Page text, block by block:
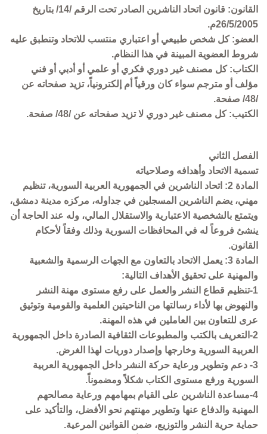
القانون: قانون اتحاد الناشرين الصادر تحت الرقم /14/ بتاريخ
26/5/2005م.
العضو: كل شخص طبيعي أو اعتباري منتسب للاتحاد وتنطبق عليه
شروط العضوية المبينة في هذا النظام.
الكتاب: كل مصنف غير دوري فكري أو علمي أو أدبي أو فني
مؤلف أو مترجم سواء كان ورقياً أم إلكترونياً، تزيد صفحاته عن
/48/ صفحة.
الكتيب: كل مصنف غير دوري لا تزيد صفحاته عن /48/ صفحة.
الفصل الثاني
تسمية الاتحاد وأهدافه وصلاحياته
المادة 2: اتحاد الناشرين في الجمهورية العربية السورية، تنظيم
مهني، يضم الناشرين المسجلين في جداوله، مركزه مدينة دمشق،
ويتمتع بالشخصية الاعتبارية والاستقلال المالي، وله عند الحاجة أن
ينشئ فروعاً له في المحافظات السورية وذلك وفقاً لأحكام
القانون.
المادة 3: يعمل الاتحاد بالتعاون مع الجهات الرسمية والشعبية
والمهنية على تحقيق الأهداف التالية:
1-تنظيم قطاع النشر والعمل على رفع مستوى مهنة النشر
والنهوض بها لأداء رسالتها من الناحيتين العلمية والقومية وتوثيق
عرى للتعاون بين العاملين في هذه المهنة.
2-التعريف بالكتب والمطبوعات الثقافية الصادرة داخل الجمهورية
العربية السورية وخارجها وإصدار دوريات لهذا الغرض.
3- دعم وتطوير ورعاية حركة النشر داخل الجمهورية العربية
السورية ورفع مستوى الكتاب شكلاً ومضموناً.
4-مساعدة الناشرين على القيام بمهامهم ورعاية مصالحهم
المهنية والدفاع عنها وتطوير مهنتهم نحو الأفضل، والتأكيد على
حماية حرية النشر والتوزيع، ضمن القوانين المرعية.